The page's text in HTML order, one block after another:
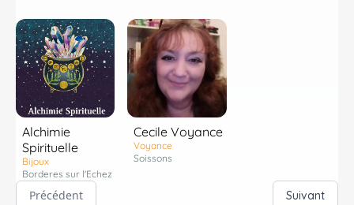
Alchimie
Spirituelle
Bijoux
Borderes sur l'Echez
Cecile Voyance
Voyance
Soissons
Précédent Suivant